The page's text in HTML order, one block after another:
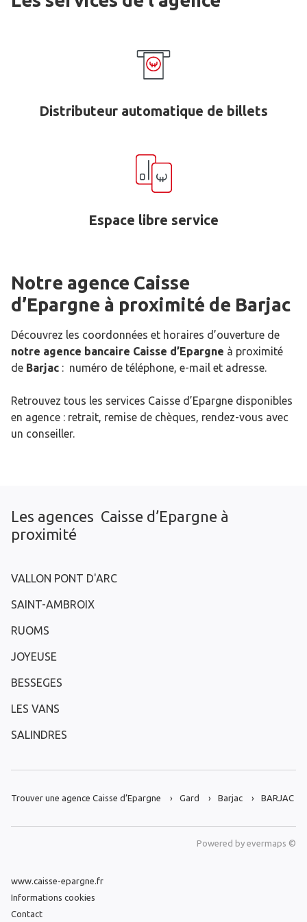
Distributeur automatique de billets
Espace libre service
Notre agence Caisse
d’Epargne à proximité de Barjac
Découvrez les coordonnées et horaires d’ouverture de
notre agence bancaire Caisse d’Epargne à proximité
de Barjac : numéro de téléphone, e-mail et adresse.
Retrouvez tous les services Caisse d’Epargne disponibles
en agence : retrait, remise de chèques, rendez-vous avec
un conseiller.
Les agences Caisse d’Epargne à
proximité
VALLON PONT D'ARC
SAINT-AMBROIX
RUOMS
JOYEUSE
BESSEGES
LES VANS
SALINDRES
Trouver une agence Caisse d’Epargne Gard Barjac BARJAC
Powered by evermaps ©
www.caisse-epargne.fr
Informations cookies
Contact